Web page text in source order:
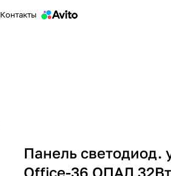
Контакты
Панель светодиод.
Office-36 ОПАЛ